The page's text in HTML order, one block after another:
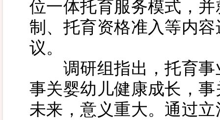
位一体托育服务模式，
制、托育资格准入等内
议。
调研组指出，托育事
事关婴幼儿健康成长，
未来，意义重大。通过